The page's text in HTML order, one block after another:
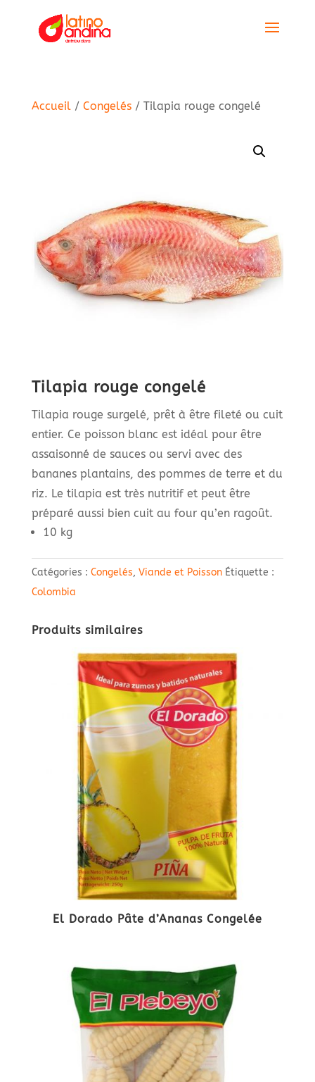
Accueil/ Congelés/ Tilapia rouge congelé
Tilapia rouge congelé
Tilapia rouge surgelé, prêt à être fileté ou cuit
entier. Ce poisson blanc est idéal pour être
assaisonné de sauces ou servi avec des
bananes plantains, des pommes de terre et du
riz. Le tilapia est très nutritif et peut être
préparé aussi bien cuit au four qu’en ragoût.
10 kg
Catégories : Congelés, Viande et Poisson Étiquette :
Colombia
Produits similaires
El Dorado Pâte d’Ananas Congelée